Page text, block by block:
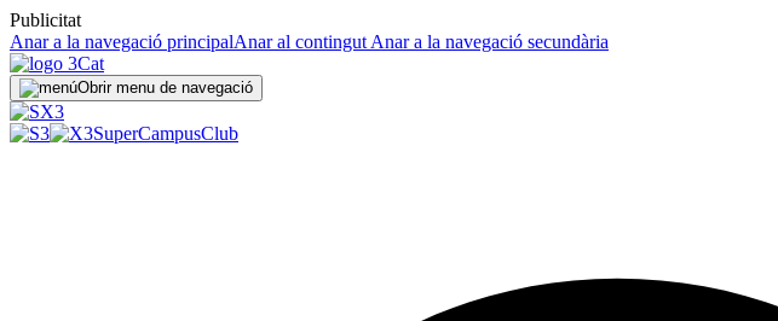
Publicitat
Anar a la navegació principalAnar al contingut Anar a la navegació secundària
Obrir menu de navegació
SuperCampusClub